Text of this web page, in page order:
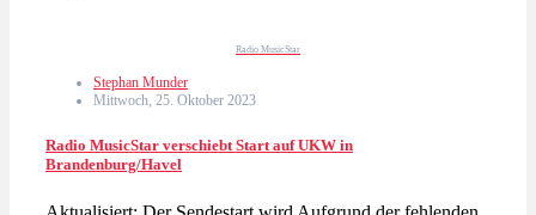
Radio MusicStar
Stephan Munder
Mittwoch, 25. Oktober 2023
Radio MusicStar verschiebt Start auf UKW in
Brandenburg/Havel